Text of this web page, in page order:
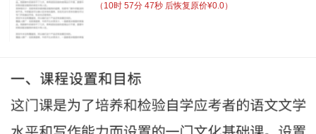
（ 10时 57分 47秒 后恢复原价¥0.0）